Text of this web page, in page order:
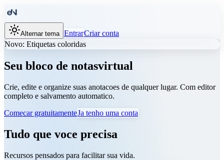
Alternar tema EntrarCriar conta
Novo: Etiquetas coloridas
Seu bloco de notasvirtual
Crie, edite e organize suas anotacoes de qualquer lugar. Com editor
completo e salvamento automatico.
Comecar gratuitamenteJa tenho uma conta
Tudo que voce precisa
Recursos pensados para facilitar sua vida.